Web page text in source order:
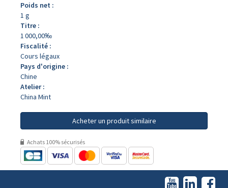
Poids net :
1 g
Titre :
1 000,00‰
Fiscalité :
Cours légaux
Pays d'origine :
Chine
Atelier :
China Mint
Acheter un produit similaire
Achats 100% sécurisés